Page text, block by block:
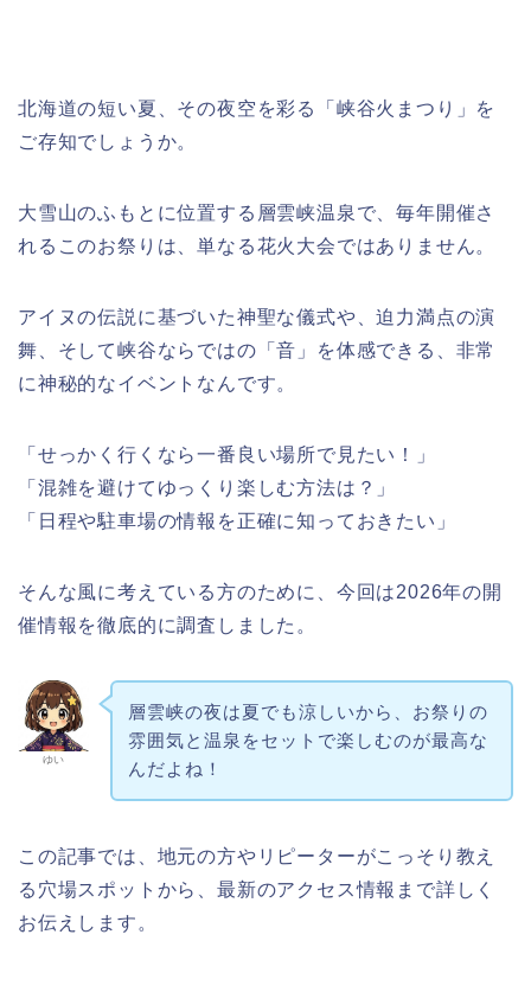
北海道の短い夏、その夜空を彩る「峡谷火まつり」を
ご存知でしょうか。
大雪山のふもとに位置する層雲峡温泉で、毎年開催さ
れるこのお祭りは、単なる花火大会ではありません。
アイヌの伝説に基づいた神聖な儀式や、迫力満点の演
舞、そして峡谷ならではの「音」を体感できる、非常
に神秘的なイベントなんです。
「せっかく行くなら一番良い場所で見たい！」
「混雑を避けてゆっくり楽しむ方法は？」
「日程や駐車場の情報を正確に知っておきたい」
そんな風に考えている方のために、今回は2026年の開
催情報を徹底的に調査しました。
ゆい
層雲峡の夜は夏でも涼しいから、お祭りの
雰囲気と温泉をセットで楽しむのが最高な
んだよね！
この記事では、地元の方やリピーターがこっそり教え
る穴場スポットから、最新のアクセス情報まで詳しく
お伝えします。